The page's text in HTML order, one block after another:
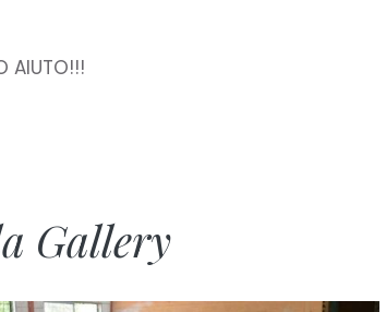
AIUTO!!!
Gallery